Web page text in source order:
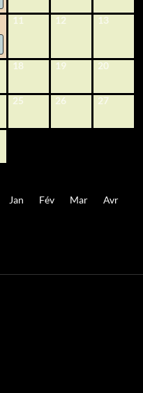
11 12 13
18 19 20
25 26 27
Jan Fév Mar Avr